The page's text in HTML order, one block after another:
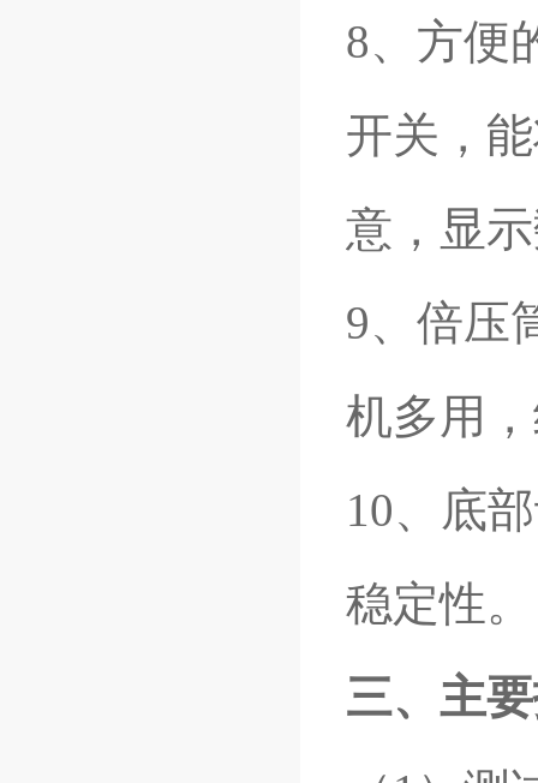
8、方便
开关，
意，显
9、倍压
机多用
10、底
稳定性。
三、主